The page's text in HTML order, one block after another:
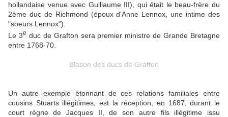
hollandaise venue avec Guillaume III), qui était le beau-frère du
2ème duc de Richmond (époux d'Anne Lennox, une intime des
"soeurs Lennox").
Le 3e duc de Grafton sera premier ministre de Grande Bretagne
entre 1768-70.
Blason des ducs de Grafton
Un autre exemple étonnant de ces relations familiales entre
cousins Stuarts illégitimes, est la réception, en 1687, durant le
court règne de Jacques II, de son autre fils illégitime issu